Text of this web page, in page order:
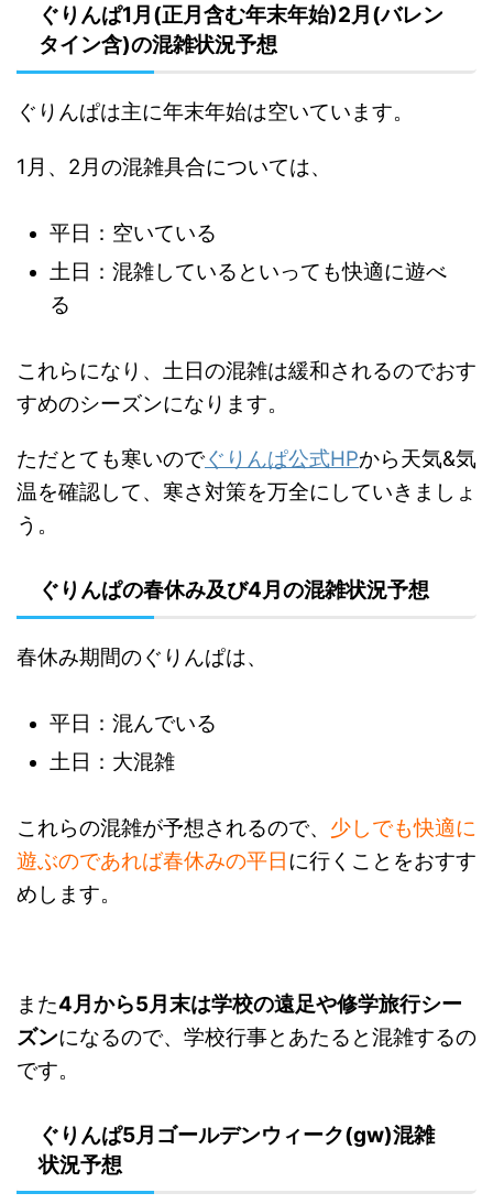
ぐりんぱ1月(正月含む年末年始)2月(バレン
タイン含)の混雑状況予想
ぐりんぱは主に年末年始は空いています。
1月、2月の混雑具合については、
平日：空いている
土日：混雑しているといっても快適に遊べ
る
これらになり、土日の混雑は緩和されるのでおす
すめのシーズンになります。
ただとても寒いのでぐりんぱ公式HPから天気&気
温を確認して、寒さ対策を万全にしていきましょ
う。
ぐりんぱの春休み及び4月の混雑状況予想
春休み期間のぐりんぱは、
平日：混んでいる
土日：大混雑
これらの混雑が予想されるので、 少しでも快適に
遊ぶのであれば春休みの平日に行くことをおすす
めします。
また4月から5月末は学校の遠足や修学旅行シー
ズンになるので、学校行事とあたると混雑するの
です。
ぐりんぱ5月ゴールデンウィーク(gw)混雑
状況予想